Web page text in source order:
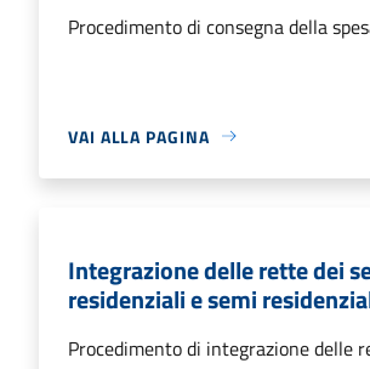
Procedimento di consegna della
VAI ALLA PAGINA
Integrazione delle rette dei
residenziali e semi
Procedimento di integrazione delle